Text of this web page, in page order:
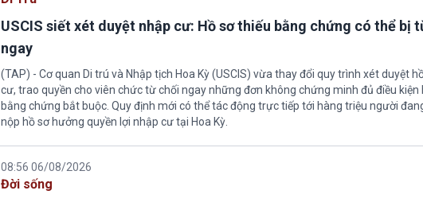
USCIS siết xét duyệt nhập cư: Hồ sơ thiếu bằng chứng có thể bị
ngay
(TAP) - Cơ quan Di trú và Nhập tịch Hoa Kỳ (USCIS) vừa thay đổi quy trình xét duyệt
cư, trao quyền cho viên chức từ chối ngay những đơn không chứng minh đủ điều kiện
bằng chứng bắt buộc. Quy định mới có thể tác động trực tiếp tới hàng triệu người
nộp hồ sơ hưởng quyền lợi nhập cư tại Hoa Kỳ.
08:56 06/08/2026
Đời sống